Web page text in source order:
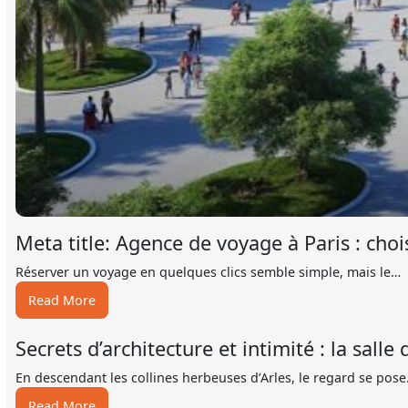
Meta title: Agence de voyage à Paris :
Réserver un voyage en quelques clics semble simple, mais le…
Read More:
Meta
Agence
de
voyage
Secrets d’architecture et intimité : la
En descendant les collines herbeuses d’Arles, le regard se
: